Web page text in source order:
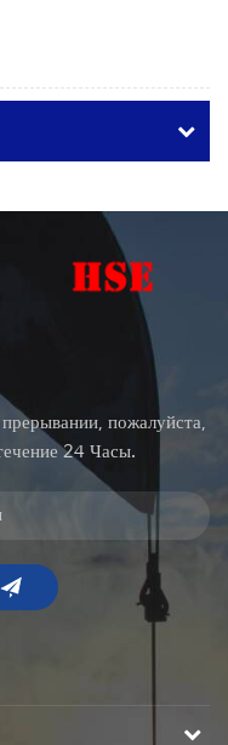
пожалуйста,
24 Часы.